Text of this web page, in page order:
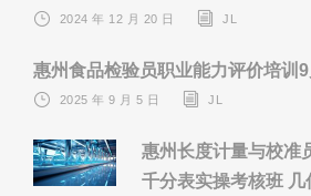
2024 年 12 月 20 日 JL
惠州食品检验员职业能力评价培训
2025 年 9 月 5 日 JL
惠州长度计量与校准
千分表实操考核班